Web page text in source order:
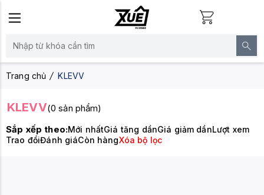
Trang chủ KLEVV
KLEVV(0 sản phẩm)
Sắp xếp theo:Mới nhấtGiá tăng dầnGiá giảm dầnLượt xem
Trao đổiĐánh giáCòn hàngXóa bộ lọc